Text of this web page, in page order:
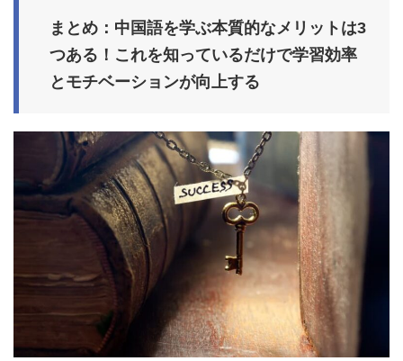
まとめ：中国語を学ぶ本質的なメリットは3
つある！これを知っているだけで学習効率
とモチベーションが向上する